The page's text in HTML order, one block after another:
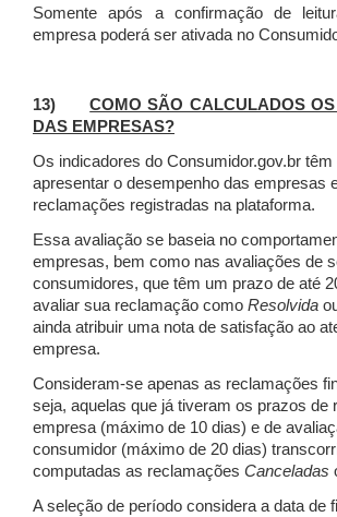
Somente após a confirmação de
empresa poderá ser ativada no
13)COMO SÃO CALCULADOS
DAS EMPRESAS?
Os indicadores do Consumidor.gov.br têm
apresentar o desempenho das empresas
reclamações registradas na plataforma.
Essa avaliação se baseia no
empresas, bem como nas avaliações de
consumidores, que têm um prazo de até
avaliar sua reclamação como Resolvida
ainda atribuir uma nota de satisfação ao
empresa.
Consideram-se apenas as reclamações
seja, aquelas que já tiveram os prazos de
empresa (máximo de 10 dias) e de
consumidor (máximo de 20 dias)
computadas as reclamações Canceladas
A seleção de período considera a data de